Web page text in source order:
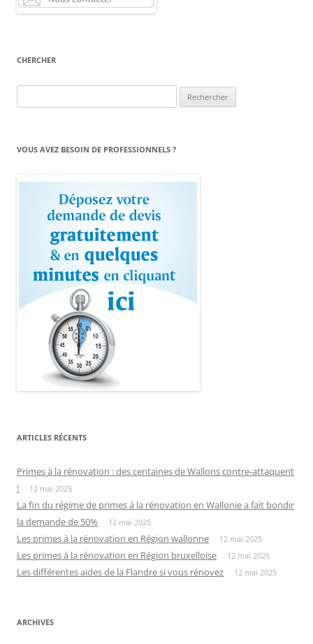
CHERCHER
VOUS AVEZ BESOIN DE PROFESSIONNELS ?
ARTICLES RÉCENTS
Primes à la rénovation : des centaines de Wallons contre-attaquent
!
12 mai 2025
La fin du régime de primes à la rénovation en Wallonie a fait bondir
la demande de 50%
12 mai 2025
Les primes à la rénovation en Région wallonne 12 mai 2025
Les primes à la rénovation en Région bruxelloise 12 mai 2025
Les différentes aides de la Flandre si vous rénovez 12 mai 2025
ARCHIVES